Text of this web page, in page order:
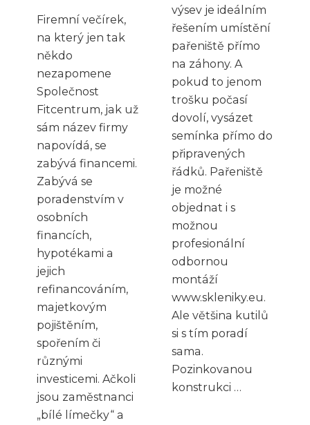
Firemní večírek,
na který jen tak
někdo
nezapomene
Společnost
Fitcentrum, jak už
sám název firmy
napovídá, se
zabývá financemi.
Zabývá se
poradenstvím v
osobních
financích,
hypotékami a
jejich
refinancováním,
majetkovým
pojištěním,
spořením či
různými
investicemi. Ačkoli
jsou zaměstnanci
„bílé límečky“ a
výsev je ideálním
řešením umístění
pařeniště přímo
na záhony. A
pokud to jenom
trošku počasí
dovolí, vysázet
semínka přímo do
připravených
řádků. Pařeniště
je možné
objednat i s
možnou
profesionální
odbornou
montáží
www.skleniky.eu.
Ale většina kutilů
si s tím poradí
sama.
Pozinkovanou
konstrukci …